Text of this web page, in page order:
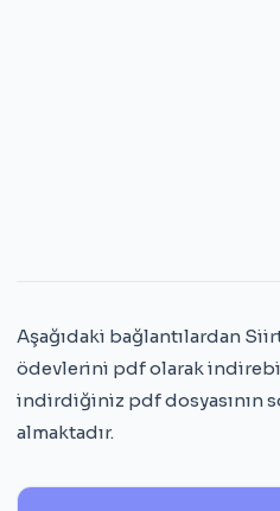
Aşağıdaki bağlantılardan
ödevlerini pdf olarak
indirdiğiniz pdf dosyasının
almaktadır.